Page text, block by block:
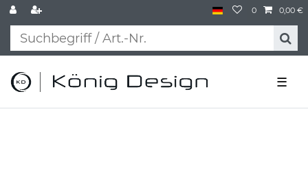
0 0,00 €
☰